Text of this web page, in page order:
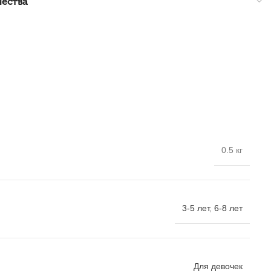
0.5 кг
3-5 лет, 6-8 лет
Для девочек